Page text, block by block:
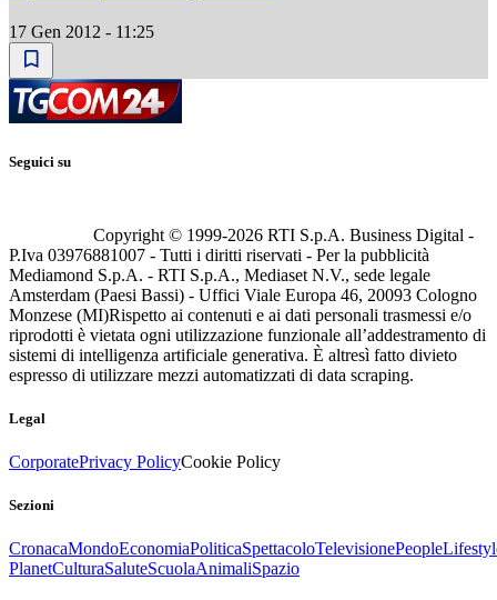
17 Gen 2012 - 11:25
Seguici su
Copyright © 1999-2026 RTI S.p.A. Business Digital -
P.Iva 03976881007 - Tutti i diritti riservati - Per la pubblicità
Mediamond S.p.A. - RTI S.p.A., Mediaset N.V., sede legale
Amsterdam (Paesi Bassi) - Uffici Viale Europa 46, 20093 Cologno
Monzese (MI)Rispetto ai contenuti e ai dati personali trasmessi e/o
riprodotti è vietata ogni utilizzazione funzionale all’addestramento di
sistemi di intelligenza artificiale generativa. È altresì fatto divieto
espresso di utilizzare mezzi automatizzati di data scraping.
Legal
CorporatePrivacy PolicyCookie Policy
Sezioni
CronacaMondoEconomiaPoliticaSpettacoloTelevisionePeople
PlanetCulturaSaluteScuolaAnimaliSpazio